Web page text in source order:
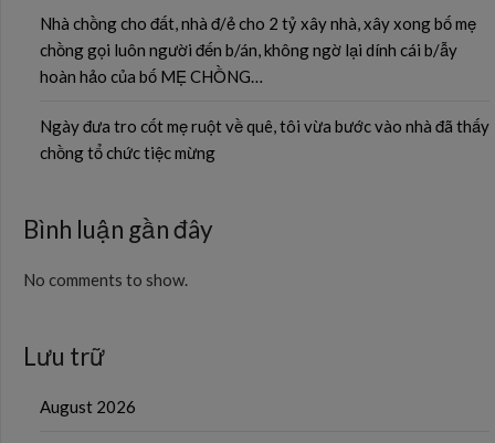
Nhà chồng cho đất, nhà đ/ẻ cho 2 tỷ xây nhà, xây xong bố mẹ
chồng gọi luôn người đến b/án, không ngờ lại dính cái b/ẫy
hoàn hảo của bố MẸ CHỒNG…
Ngày đưa tro cốt mẹ ruột về quê, tôi vừa bước vào nhà đã thấy
chồng tổ chức tiệc mừng
Bình luận gần đây
No comments to show.
Lưu trữ
August 2026